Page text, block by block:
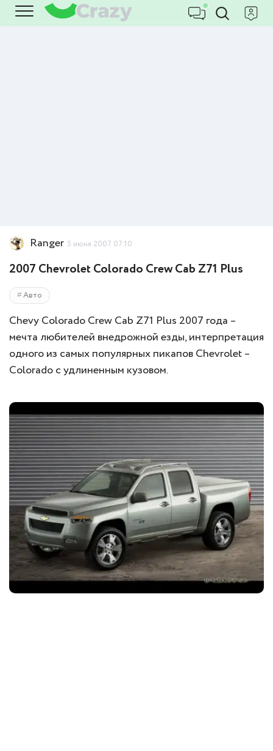
Ranger 5 июня 2007 07:10
2007 Chevrolet Colorado Crew Cab Z71 Plus
Авто
Chevy Colorado Crew Cab Z71 Plus 2007 года –
мечта любителей внедрожной езды, интерпретация
одного из самых популярных пикапов Chevrolet –
Colorado с удлиненным кузовом.